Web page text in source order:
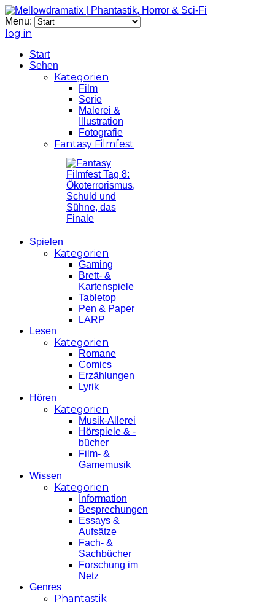
Menu:
log in
Start
Sehen
Kategorien
Film
Serie
Malerei &
Illustration
Fotografie
Fantasy Filmfest
Spielen
Kategorien
Gaming
Brett- &
Kartenspiele
Tabletop
Pen & Paper
LARP
Lesen
Kategorien
Romane
Comics
Erzählungen
Lyrik
Hören
Kategorien
Musik-Allerei
Hörspiele & -
bücher
Film- &
Gamemusik
Wissen
Kategorien
Information
Besprechungen
Essays &
Aufsätze
Fach- &
Sachbücher
Forschung im
Netz
Genres
Phantastik